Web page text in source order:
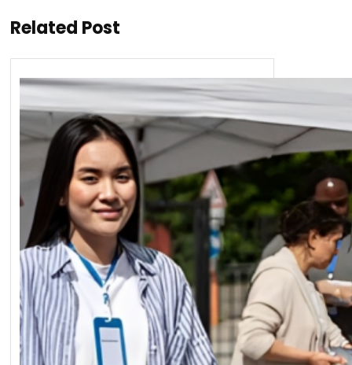
Related Post